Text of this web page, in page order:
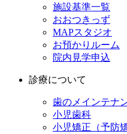
施設基準一覧
おおつきっず
MAPスタジオ
お預かりルーム
院内見学申込
診療について
歯のメインテナ
小児歯科
小児矯正（予防